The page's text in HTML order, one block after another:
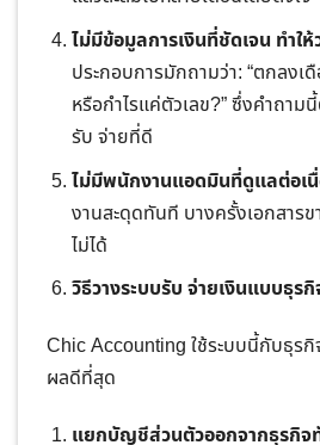
ไม่มีข้อมูลการเงินที่ชัดเจน ทำใ
ประกอบการมักถามว่า: “ตกลงเดื
หรือกำไรแค่ตัวเลข?” ซึ่งคำถาม
รับ จ่ายที่ดี
ไม่มีพนักงานแอดมินที่ดูแลต่อเ
งานสะดุดทันที บางครั้งเอกสา
ไม่ได้
วิธีวางระบบรับ จ่ายเงินแบบธุร
Chic Accounting ใช้ระบบนี้กับธุรกิ
ผลดีที่สุด
แยกบัญชีส่วนตัวออกจากธุรกิจ